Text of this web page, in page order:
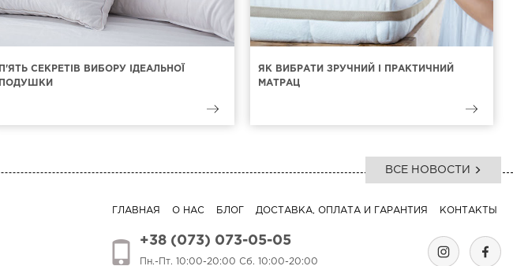
П'ЯТЬ СЕКРЕТІВ ВИБОРУ ІДЕАЛЬНОЇ
ПОДУШКИ
ЯК ВИБРАТИ ЗРУЧНИЙ І ПРАКТИЧНИЙ
МАТРАЦ
ВСЕ НОВОСТИ
ГЛАВНАЯ О НАС БЛОГ ДОСТАВКА, ОПЛАТА И ГАРАНТИЯ КОНТАКТЫ
+38 (073) 073-05-05
Пн.-Пт. 10:00-20:00 Сб. 10:00-20:00